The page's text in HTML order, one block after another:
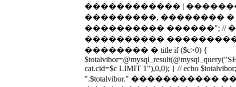
������������ |
���������, �������� �
���������� ������"; //
����������
�������� � title if ($c>0) {
cat.cid=$c LIMIT 1"),0,0); } // echo
".$totalvibor." ����������� ��